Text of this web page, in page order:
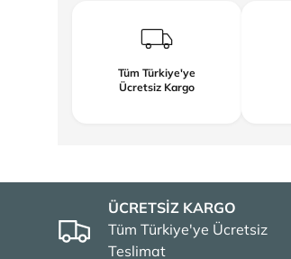
Tüm Türkiye'ye
Ücretsiz Kargo
ÜCRETSİZ KARGO
Tüm Türkiye'ye Ücretsiz
Teslimat